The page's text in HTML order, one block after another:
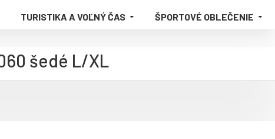
TURISTIKA A VOĽNÝ ČAS ŠPORTOVÉ OBLEČENIE
šedé L/XL